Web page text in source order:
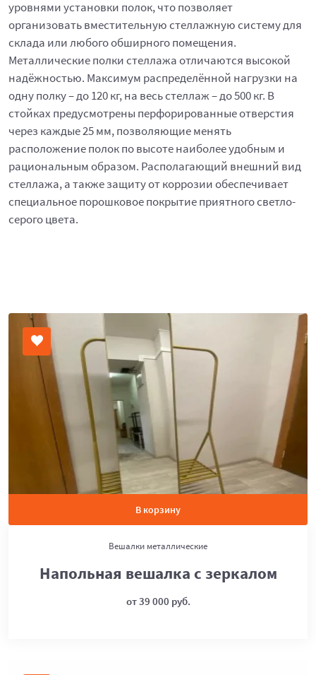
уровнями установки полок, что позволяет
организовать вместительную стеллажную систему для
склада или любого обширного помещения.
Металлические полки стеллажа отличаются высокой
надёжностью. Максимум распределённой нагрузки на
одну полку – до 120 кг, на весь стеллаж – до 500 кг. В
стойках предусмотрены перфорированные отверстия
через каждые 25 мм, позволяющие менять
расположение полок по высоте наиболее удобным и
рациональным образом. Располагающий внешний вид
стеллажа, а также защиту от коррозии обеспечивает
специальное порошковое покрытие приятного светло-
серого цвета.
В корзину
Вешалки металлические
Напольная вешалка с зеркалом
от 39 000 руб.